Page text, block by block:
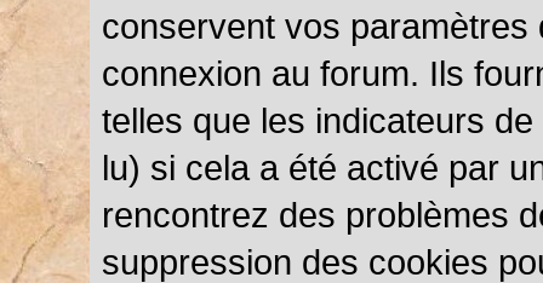
conservent vos paramètres
connexion au forum. Ils
telles que les indicateurs
lu) si cela a été activé par
rencontrez des problèmes
suppression des cookies